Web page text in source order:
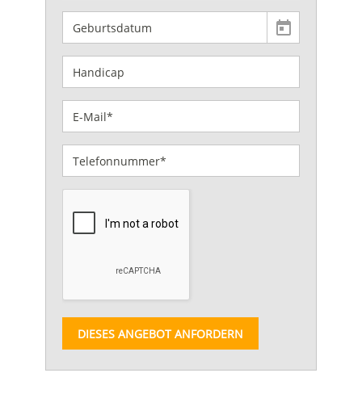
DIESES ANGEBOT ANFORDERN